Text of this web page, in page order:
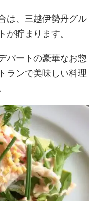
は、三越伊勢丹グル
が貯まります。
パートの豪華なお惣
ランで美味しい料理